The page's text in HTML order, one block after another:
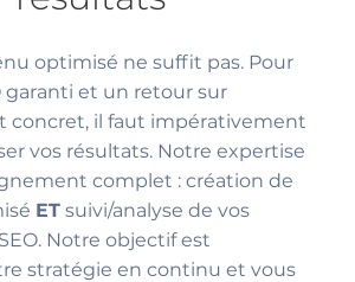
optimisé ne suffit pas. Pour
garanti et un retour sur
concret, il faut impérativement
vos résultats. Notre expertise
complet : création de
ET suivi/analyse de vos
Notre objectif est
stratégie en continu et vous